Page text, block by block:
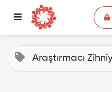
Araştırmacı